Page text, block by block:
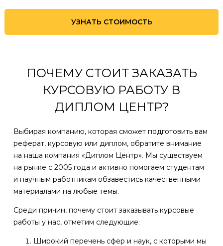
УЗНАТЬ СТОИМОСТЬ
ПОЧЕМУ СТОИТ ЗАКАЗАТЬ
КУРСОВУЮ РАБОТУ В
ДИПЛОМ ЦЕНТР?
Выбирая компанию, которая сможет подготовить вам
реферат, курсовую или диплом, обратите внимание
на наша компания «Диплом Центр». Мы существуем
на рынке с 2005 года и активно помогаем студентам
и научным работникам обзавестись качественными
материалами на любые темы.
Среди причин, почему стоит заказывать курсовые
работы у нас, отметим следующие:
Широкий перечень сфер и наук, с которыми мы